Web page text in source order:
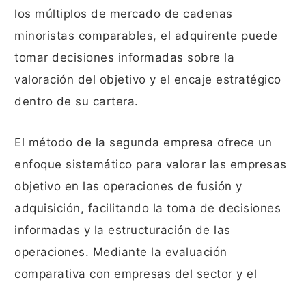
los múltiplos de mercado de cadenas
minoristas comparables, el adquirente puede
tomar decisiones informadas sobre la
valoración del objetivo y el encaje estratégico
dentro de su cartera.
El método de la segunda empresa ofrece un
enfoque sistemático para valorar las empresas
objetivo en las operaciones de fusión y
adquisición, facilitando la toma de decisiones
informadas y la estructuración de las
operaciones. Mediante la evaluación
comparativa con empresas del sector y el